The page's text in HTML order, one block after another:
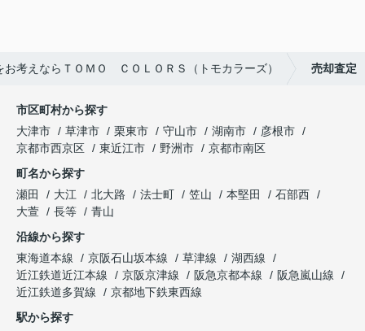
考えならＴＯＭＯ ＣＯＬＯＲＳ（トモカラーズ） 売却査定
市区町村から探す
大津市
草津市 栗東市 守山市 湖南市
彦根市
京都市西京区
東近江市 野洲市
京都市南区
町名から探す
瀬田
大江 北大路 法士町 笠山 本堅田
石部西
大萱
長等
青山
沿線から探す
東海道本線
京阪石山坂本線 草津線
湖西線
近江鉄道近江本線
京阪京津線 阪急京都本線
阪急嵐山線
近江鉄道多賀線
京都地下鉄東西線
駅から探す